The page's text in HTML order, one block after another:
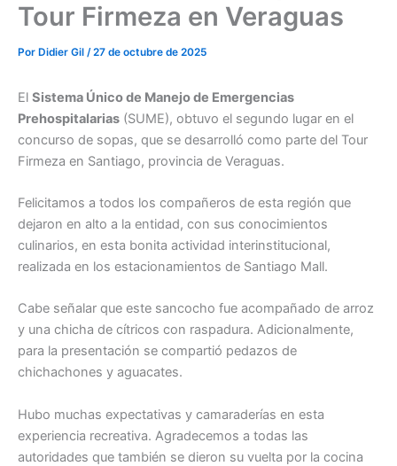
Tour Firmeza en Veraguas
Por Didier Gil /27 de octubre de 2025
El Sistema Único de Manejo de Emergencias
Prehospitalarias (SUME), obtuvo el segundo lugar en el
concurso de sopas, que se desarrolló como parte del Tour
Firmeza en Santiago, provincia de Veraguas.
Felicitamos a todos los compañeros de esta región que
dejaron en alto a la entidad, con sus conocimientos
culinarios, en esta bonita actividad interinstitucional,
realizada en los estacionamientos de Santiago Mall.
Cabe señalar que este sancocho fue acompañado de arroz
y una chicha de cítricos con raspadura. Adicionalmente,
para la presentación se compartió pedazos de
chichachones y aguacates.
Hubo muchas expectativas y camaraderías en esta
experiencia recreativa. Agradecemos a todas las
autoridades que también se dieron su vuelta por la cocina